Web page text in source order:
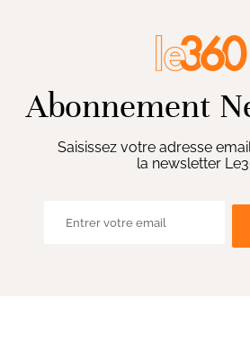
Abonnement
Saisissez votre adresse
la newsletter